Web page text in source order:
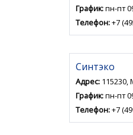
График:пн-пт
Телефон:+7
Синтэко
Адрес: 115230,
График:пн-пт
Телефон:+7